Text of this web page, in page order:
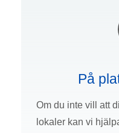
På
Om du inte vill att
lokaler kan vi